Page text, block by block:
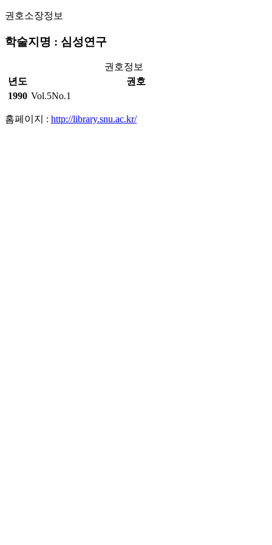
권호소장정보
학술지명 : 심성연구
권호정보
년도
권호
1990 Vol.5No.1
홈페이지 : http://library.snu.ac.kr/